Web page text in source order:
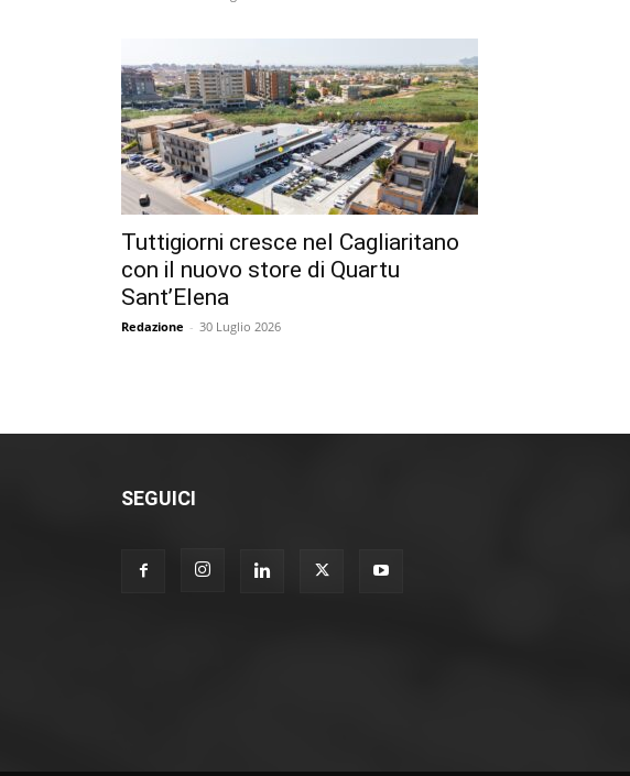
Tuttigiorni cresce nel Cagliaritano
con il nuovo store di Quartu
Sant’Elena
Redazione - 30 Luglio 2026
SEGUICI